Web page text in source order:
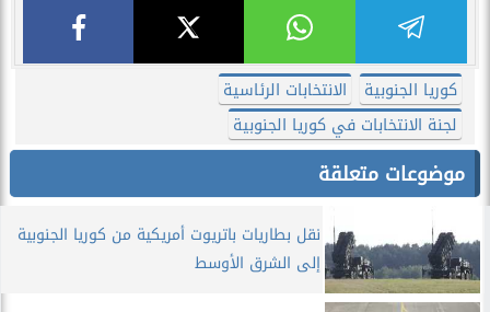
كوريا الجنوبية
الانتخابات الرئاسية
لجنة الانتخابات في كوريا الجنوبية
موضوعات متعلقة
نقل بطاريات باتريوت أمريكية من كوريا الجنوبية
إلى الشرق الأوسط